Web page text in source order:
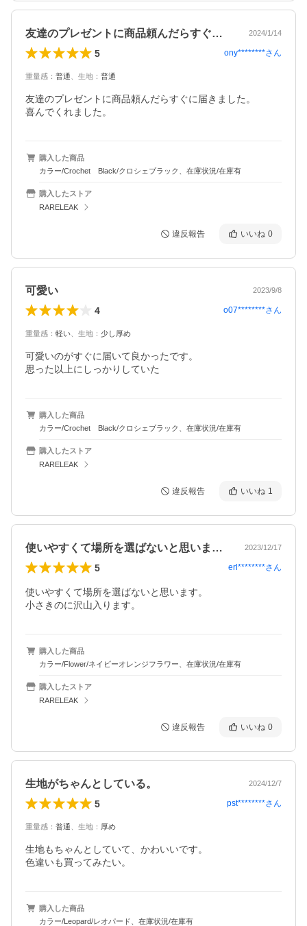
友達のプレゼントに商品頼んだらすぐに届… 2024/1/14
5 ony********さん
重量感 ： 普通 生地 ： 普通
友達のプレゼントに商品頼んだらすぐに届きました。
喜んでくれました。
購入した商品
カラー/Crochet Black/クロシェブラック、在庫状況/在庫有
購入したストア
RARELEAK
違反報告 いいね 0
可愛い 2023/9/8
4 o07********さん
重量感 ： 軽い 生地 ： 少し厚め
可愛いのがすぐに届いて良かったです。
思った以上にしっかりしていた
購入した商品
カラー/Crochet Black/クロシェブラック、在庫状況/在庫有
購入したストア
RARELEAK
違反報告 いいね 1
使いやすくて場所を選ばないと思います。… 2023/12/17
5 erl********さん
使いやすくて場所を選ばないと思います。
小さきのに沢山入ります。
購入した商品
カラー/Flower/ネイビーオレンジフラワー、在庫状況/在庫有
購入したストア
RARELEAK
違反報告 いいね 0
生地がちゃんとしている。 2024/12/7
5 pst********さん
重量感 ： 普通 生地 ： 厚め
生地もちゃんとしていて、かわいいです。
色違いも買ってみたい。
購入した商品
カラー/Leopard/レオパード、在庫状況/在庫有